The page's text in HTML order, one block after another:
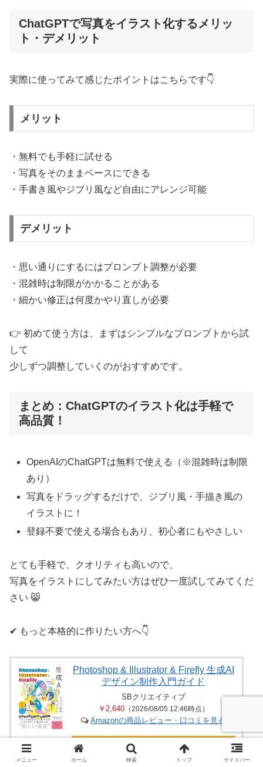
ChatGPTで写真をイラスト化するメリッ
ト・デメリット
実際に使ってみて感じたポイントはこちらです👇
メリット
・無料でも手軽に試せる
・写真をそのままベースにできる
・手書き風やジブリ風など自由にアレンジ可能
デメリット
・思い通りにするにはプロンプト調整が必要
・混雑時は制限がかかることがある
・細かい修正は何度かやり直しが必要
👉 初めて使う方は、まずはシンプルなプロンプトから試
して
少しずつ調整していくのがおすすめです。
まとめ：ChatGPTのイラスト化は手軽で
高品質！
OpenAIのChatGPTは無料で使える（※混雑時は制限
あり）
写真をドラッグするだけで、ジブリ風・手描き風の
イラストに！
登録不要で使える場合もあり、初心者にもやさしい
とても手軽で、クオリティも高いので、
写真をイラストにしてみたい方はぜひ一度試してみてくだ
さい 😸
✔ もっと本格的に作りたい方へ👇
Photoshop & Illustrator & Firefly 生成AI
デザイン制作入門ガイド
SBクリエイティブ
￥2,640（2026/08/05 12:46時点）
Amazonの商品レビュー・口コミを見る
メニュー ホーム 検索 トップ サイドバー